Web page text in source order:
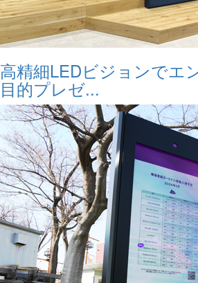
高精細LEDビジョンでエ
目的プレゼ...